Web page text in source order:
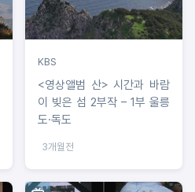
KBS
<영상앨범 산> 시간과 바람
이 빚은 섬 2부작 – 1부 울릉
도·독도
3개월전